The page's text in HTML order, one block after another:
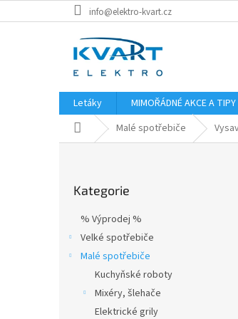
na
info@elektro-kvart.cz
Letáky MIMOŘÁDNÉ AKCE A TIPY
Domů Malé spotřebiče
kategorie
Kategorie
% Výprodej %
Velké spotřebiče
Malé spotřebiče
Kuchyňské roboty
Mixéry, šlehače
Elektrické grily